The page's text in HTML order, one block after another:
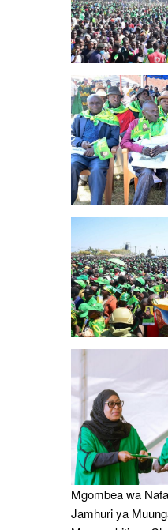
Mgombea wa
Jamhuri ya